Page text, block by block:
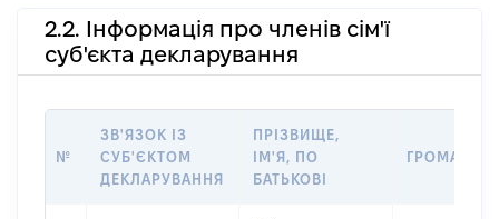
2.2. Інформація про членів сім'ї
суб'єкта декларування
№
ЗВ'ЯЗОК ІЗ
СУБ'ЄКТОМ
ДЕКЛАРУВАННЯ
ПРІЗВИЩЕ,
ІМ'Я, ПО
БАТЬКОВІ